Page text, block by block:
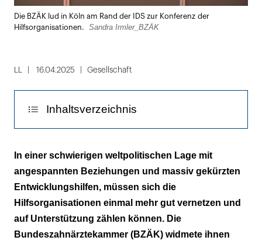
Lightbox
Die BZÄK lud in Köln am Rand der IDS zur Konferenz der
Hilfsorganisationen.
Sandra Irmler_BZÄK
16.04.2025 Gesellschaft
Inhaltsverzeichnis
Infos zum Haftungsrecht und
Versicherungsschutz
In einer schwierigen weltpolitischen Lage mit
angespannten Beziehungen und massiv gekürzten
Entwicklungshilfen, müssen sich die
Hilfsorganisationen einmal mehr gut vernetzen und
auf Unterstützung zählen können. Die
Bundeszahnärztekammer (BZÄK) widmete ihnen